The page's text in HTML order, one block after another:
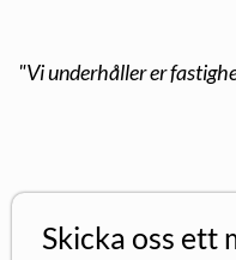
"Vi underhåller er
Skicka oss ett